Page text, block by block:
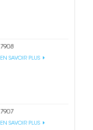
7908
EN SAVOIR PLUS
7907
EN SAVOIR PLUS